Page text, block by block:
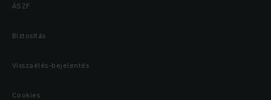
ÁSZF
Biztosítás
Visszaélés-bejelentés
Cookies